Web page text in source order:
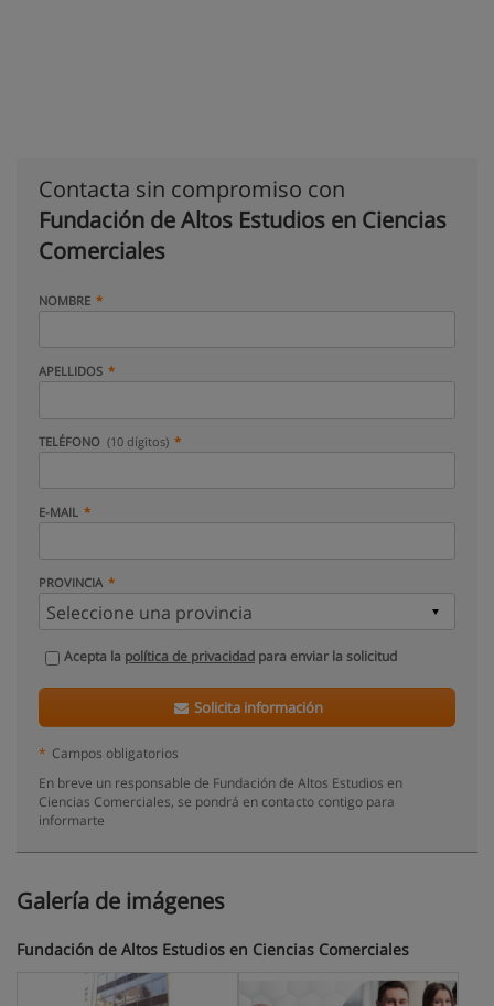
Contacta sin compromiso con
Fundación de Altos Estudios en Ciencias
Comerciales
NOMBRE
APELLIDOS
TELÉFONO (10 dígitos)
E-MAIL
PROVINCIA
Acepta la política de privacidad para enviar la solicitud
Solicita información
* Campos obligatorios
En breve un responsable de Fundación de Altos Estudios en
Ciencias Comerciales, se pondrá en contacto contigo para
informarte
Galería de imágenes
Fundación de Altos Estudios en Ciencias Comerciales